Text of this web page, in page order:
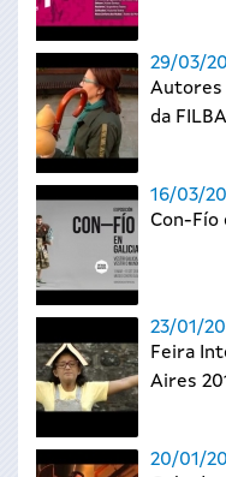
29/03/
Autores
da
16/03/
Con-Fío
23/01/
Feira
Aires
20/01/